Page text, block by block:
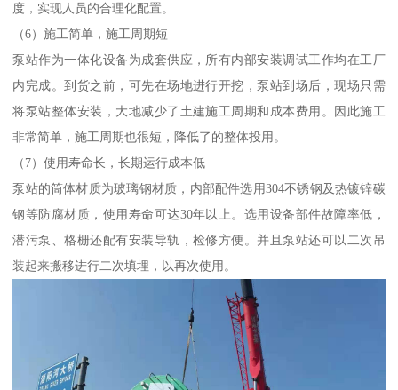
度，实现人员的合理化配置。
（6）施工简单，施工周期短
泵站作为一体化设备为成套供应，所有内部安装调试工作均在工厂
内完成。到货之前，可先在场地进行开挖，泵站到场后，现场只需
将泵站整体安装，大地减少了土建施工周期和成本费用。因此施工
非常简单，施工周期也很短，降低了的整体投用。
（7）使用寿命长，长期运行成本低
泵站的筒体材质为玻璃钢材质，内部配件选用304不锈钢及热镀锌碳
钢等防腐材质，使用寿命可达30年以上。选用设备部件故障率低，
潜污泵、格栅还配有安装导轨，检修方便。并且泵站还可以二次吊
装起来搬移进行二次填埋，以再次使用。